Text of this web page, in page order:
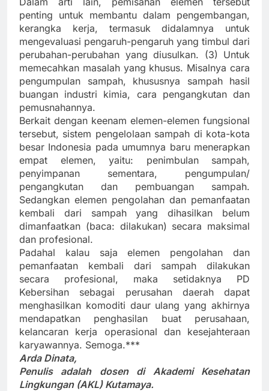
penting untuk membantu dalam pengembangan,
kerangka kerja, termasuk didalamnya untuk
mengevaluasi pengaruh-pengaruh yang timbul dari
perubahan-perubahan yang diusulkan. (3) Untuk
memecahkan masalah yang khusus. Misalnya cara
pengumpulan sampah, khususnya sampah hasil
buangan industri kimia, cara pengangkutan dan
pemusnahannya.
Berkait dengan keenam elemen-elemen fungsional
tersebut, sistem pengelolaan sampah di kota-kota
besar Indonesia pada umumnya baru menerapkan
empat elemen, yaitu: penimbulan sampah,
penyimpanan sementara, pengumpulan/
pengangkutan dan pembuangan sampah.
Sedangkan elemen pengolahan dan pemanfaatan
kembali dari sampah yang dihasilkan belum
dimanfaatkan (baca: dilakukan) secara maksimal
dan profesional.
Padahal kalau saja elemen pengolahan dan
pemanfaatan kembali dari sampah dilakukan
secara profesional, maka setidaknya PD
Kebersihan sebagai perusahan daerah dapat
menghasilkan komoditi daur ulang yang akhirnya
mendapatkan penghasilan buat perusahaan,
kelancaran kerja operasional dan kesejahteraan
karyawannya. Semoga.***
Arda Dinata,
Penulis adalah dosen di Akademi Kesehatan
Lingkungan (AKL) Kutamaya.